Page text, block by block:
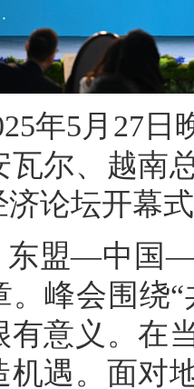
年5月27
瓦尔、越
论坛开幕
东盟—中国
。峰会围绕
有意义。在
机遇。面对